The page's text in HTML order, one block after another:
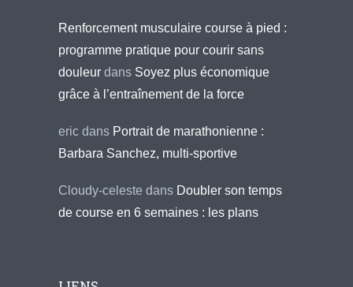
Renforcement musculaire course à pied :
programme pratique pour courir sans
douleur dans Soyez plus économique
grâce à l’entraînement de la force
eric dans Portrait de marathonienne :
Barbara Sanchez, multi-sportive
Cloudy-celeste dans Doubler son temps
de course en 6 semaines : les plans